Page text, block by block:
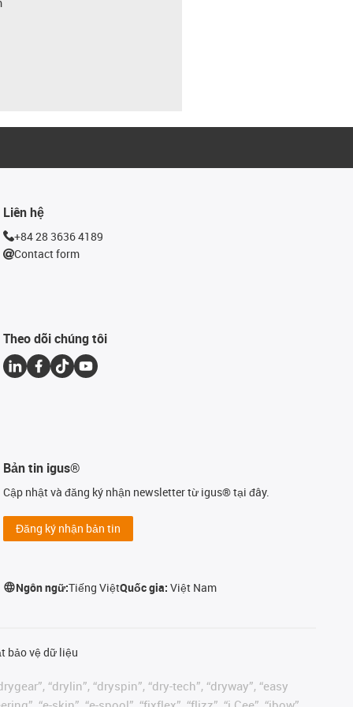
Liên hệ
+84 28 3636 4189
Contact form
Theo dõi chúng tôi
Bản tin igus®
Cập nhật và đăng ký nhận newsletter từ igus® tại đây.
Đăng ký nhận bản tin
Ngôn ngữ:Tiếng ViệtQuốc gia:Việt Nam
bảo vệ dữ liệu
“drylin”, “dryspin”, “dry-tech”, “dryway”, “easy